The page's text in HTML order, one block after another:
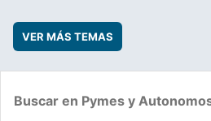
VER MÁS TEMAS